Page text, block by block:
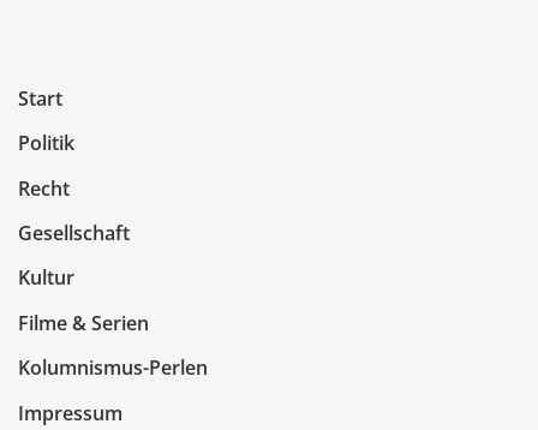
Start
Politik
Recht
Gesellschaft
Kultur
Filme & Serien
Kolumnismus-Perlen
Impressum